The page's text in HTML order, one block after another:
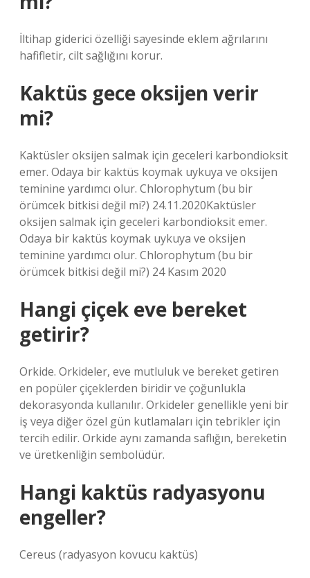
İltihap giderici özelliği sayesinde eklem ağrılarını
hafifletir, cilt sağlığını korur.
Kaktüs gece oksijen verir
mi?
Kaktüsler oksijen salmak için geceleri karbondioksit
emer. Odaya bir kaktüs koymak uykuya ve oksijen
teminine yardımcı olur. Chlorophytum (bu bir
örümcek bitkisi değil mi?) 24.11.2020Kaktüsler
oksijen salmak için geceleri karbondioksit emer.
Odaya bir kaktüs koymak uykuya ve oksijen
teminine yardımcı olur. Chlorophytum (bu bir
örümcek bitkisi değil mi?) 24 Kasım 2020
Hangi çiçek eve bereket
getirir?
Orkide. Orkideler, eve mutluluk ve bereket getiren
en popüler çiçeklerden biridir ve çoğunlukla
dekorasyonda kullanılır. Orkideler genellikle yeni bir
iş veya diğer özel gün kutlamaları için tebrikler için
tercih edilir. Orkide aynı zamanda saflığın, bereketin
ve üretkenliğin sembolüdür.
Hangi kaktüs radyasyonu
engeller?
Cereus (radyasyon kovucu kaktüs)